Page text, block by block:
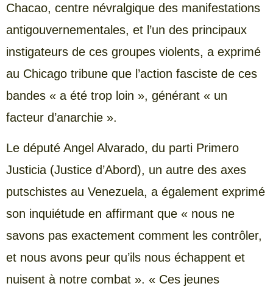
Chacao, centre névralgique des manifestations
antigouvernementales, et l’un des principaux
instigateurs de ces groupes violents, a exprimé
au Chicago tribune que l’action fasciste de ces
bandes « a été trop loin », générant « un
facteur d’anarchie ».
Le député Angel Alvarado, du parti Primero
Justicia (Justice d’Abord), un autre des axes
putschistes au Venezuela, a également exprimé
son inquiétude en affirmant que « nous ne
savons pas exactement comment les contrôler,
et nous avons peur qu’ils nous échappent et
nuisent à notre combat ». « Ces jeunes